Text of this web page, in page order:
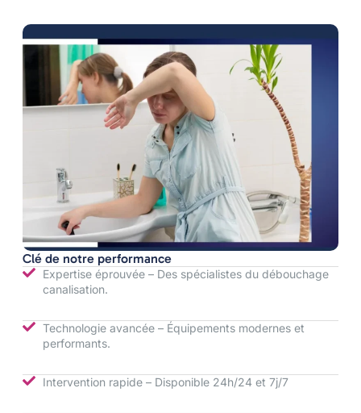
Clé de notre performance
Expertise éprouvée – Des spécialistes du débouchage
canalisation.
Technologie avancée – Équipements modernes et
performants.
Intervention rapide – Disponible 24h/24 et 7j/7